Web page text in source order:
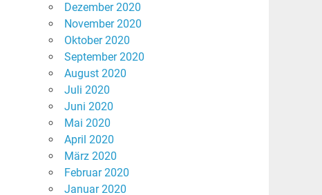
Dezember 2020
November 2020
Oktober 2020
September 2020
August 2020
Juli 2020
Juni 2020
Mai 2020
April 2020
März 2020
Februar 2020
Januar 2020